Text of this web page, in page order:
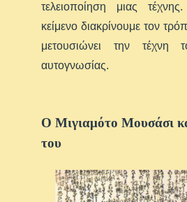
τελειοποίηση μιας
κείμενο διακρίνουμε τον
μετουσιώνει την τέχνη
αυτογνωσίας.
Ο Μιγιαμότο Μουσάσι
του